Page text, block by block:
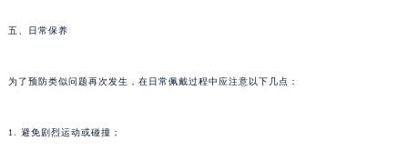
五、日常保养
为了预防类似问题再次发生，在日常佩戴过程中应注意以下几点：
1. 避免剧烈运动或碰撞；